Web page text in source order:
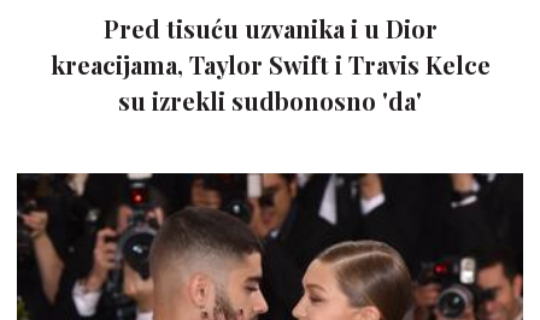
Pred tisuću uzvanika i u Dior
kreacijama, Taylor Swift i Travis Kelce
su izrekli sudbonosno 'da'